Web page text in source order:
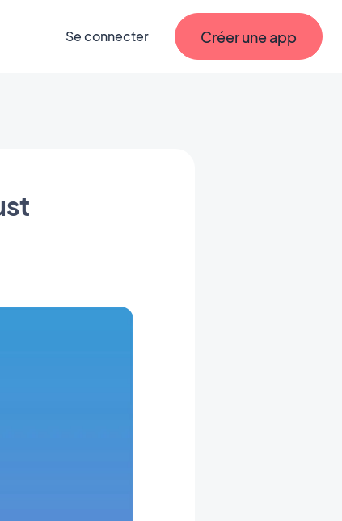
Se connecter Créer une app